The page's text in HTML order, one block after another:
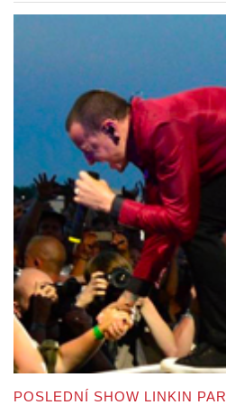
POSLEDNÍ SHOW LINKIN